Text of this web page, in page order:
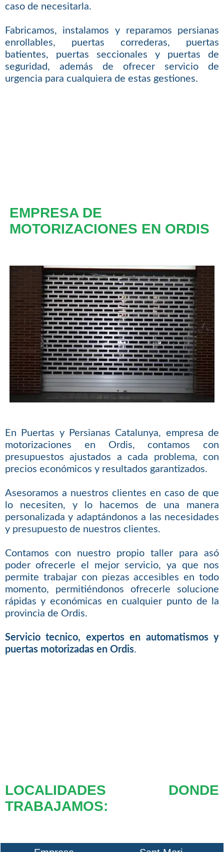
caso de necesitarla.
Fabricamos, instalamos y reparamos persianas
enrollables, puertas correderas, puertas
batientes, puertas seccionales y puertas de
seguridad, además de ofrecer servicio de
urgencia para cualquiera de estas gestiones.
EMPRESA DE
MOTORIZACIONES EN ORDIS
En Puertas y Persianas Catalunya, empresa de
motorizaciones en Ordis, contamos con
presupuestos ajustados a cada problema, con
precios económicos y resultados garantizados.
Asesoramos a nuestros clientes en caso de que
lo necesiten, y lo hacemos de una manera
personalizada y adaptándonos a las necesidades
y presupuesto de nuestros clientes.
Contamos con nuestro propio taller para asó
poder ofrecerle el mejor servicio, ya que nos
permite trabajar con piezas accesibles en todo
momento, permitiéndonos ofrecerle solucione
rápidas y económicas en cualquier punto de la
provincia de Ordis.
Servicio tecnico, expertos en automatismos y
puertas motorizadas en Ordis.
LOCALIDADES DONDE
TRABAJAMOS: